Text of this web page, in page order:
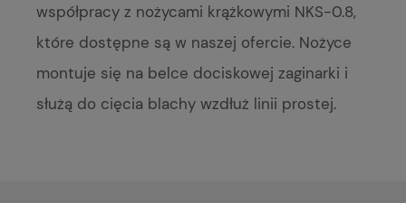
współpracy z nożycami krążkowymi NKS-0.8,
które dostępne są w naszej ofercie. Nożyce
montuje się na belce dociskowej zaginarki i
służą do cięcia blachy wzdłuż linii prostej.